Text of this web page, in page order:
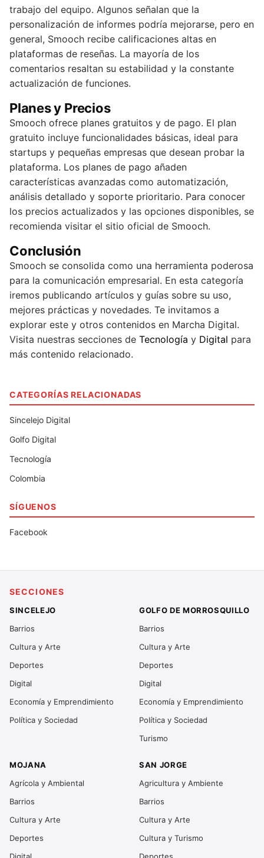
trabajo del equipo. Algunos señalan que la
personalización de informes podría mejorarse, pero en
general, Smooch recibe calificaciones altas en
plataformas de reseñas. La mayoría de los
comentarios resaltan su estabilidad y la constante
actualización de funciones.
Planes y Precios
Smooch ofrece planes gratuitos y de pago. El plan
gratuito incluye funcionalidades básicas, ideal para
startups y pequeñas empresas que desean probar la
plataforma. Los planes de pago añaden
características avanzadas como automatización,
análisis detallado y soporte prioritario. Para conocer
los precios actualizados y las opciones disponibles, se
recomienda visitar el sitio oficial de Smooch.
Conclusión
Smooch se consolida como una herramienta poderosa
para la comunicación empresarial. En esta categoría
iremos publicando artículos y guías sobre su uso,
mejores prácticas y novedades. Te invitamos a
explorar este y otros contenidos en Marcha Digital.
Visita nuestras secciones de Tecnología y Digital para
más contenido relacionado.
CATEGORÍAS RELACIONADAS
Sincelejo Digital
Golfo Digital
Tecnología
Colombia
SÍGUENOS
Facebook
SECCIONES
SINCELEJO
Barrios
Cultura y Arte
Deportes
Digital
Economía y Emprendimiento
Política y Sociedad
GOLFO DE MORROSQUILLO
Barrios
Cultura y Arte
Deportes
Digital
Economía y Emprendimiento
Política y Sociedad
Turismo
MOJANA
Agrícola y Ambiental
Barrios
Cultura y Arte
Deportes
Digital
SAN JORGE
Agricultura y Ambiente
Barrios
Cultura y Arte
Cultura y Turismo
Deportes